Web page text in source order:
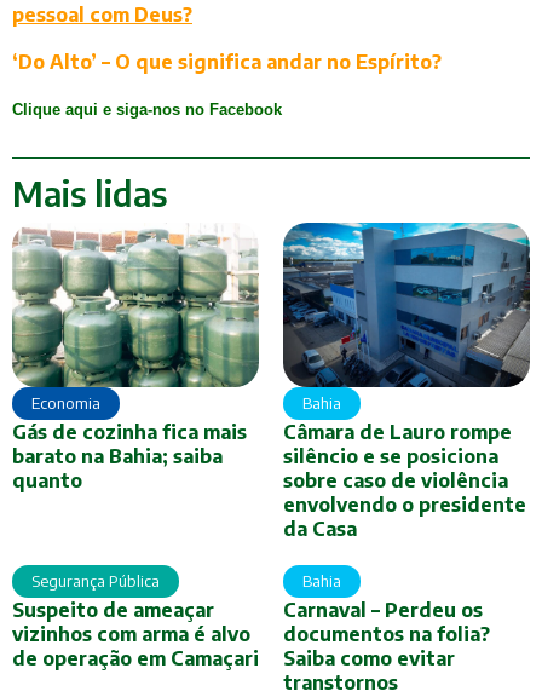
pessoal com Deus?
‘Do Alto’ – O que significa andar no Espírito?
Clique aqui e siga-nos no Facebook
Mais lidas
Economia
Gás de cozinha fica mais
barato na Bahia; saiba
quanto
Bahia
Câmara de Lauro rompe
silêncio e se posiciona
sobre caso de violência
envolvendo o presidente
da Casa
Segurança Pública
Suspeito de ameaçar
vizinhos com arma é alvo
de operação em Camaçari
Bahia
Carnaval – Perdeu os
documentos na folia?
Saiba como evitar
transtornos